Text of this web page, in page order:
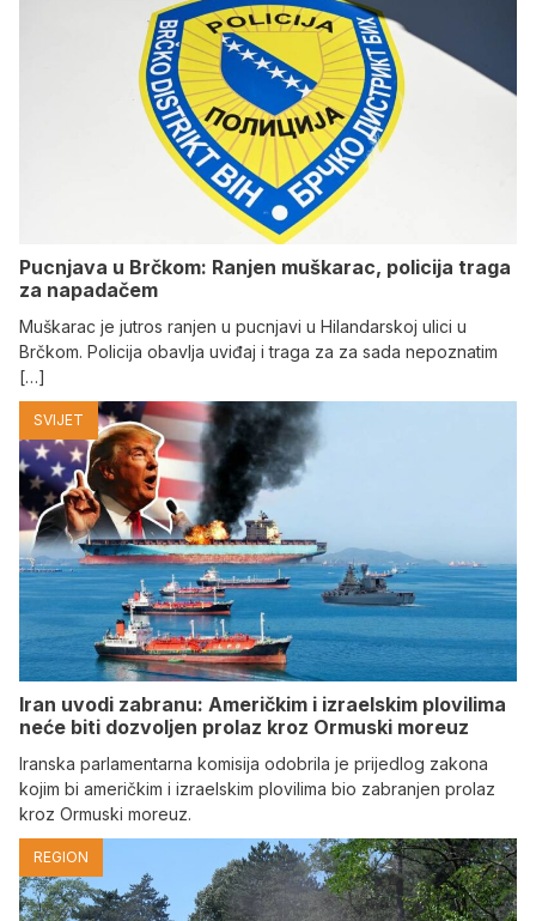
Pucnjava u Brčkom: Ranjen muškarac, policija traga
za napadačem
Muškarac je jutros ranjen u pucnjavi u Hilandarskoj ulici u
Brčkom. Policija obavlja uviđaj i traga za za sada nepoznatim
[…]
SVIJET
Iran uvodi zabranu: Američkim i izraelskim plovilima
neće biti dozvoljen prolaz kroz Ormuski moreuz
Iranska parlamentarna komisija odobrila je prijedlog zakona
kojim bi američkim i izraelskim plovilima bio zabranjen prolaz
kroz Ormuski moreuz.
REGION